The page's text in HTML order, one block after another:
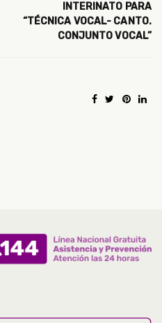
INTERINATO PARA
“TÉCNICA VOCAL- CANTO.
CONJUNTO VOCAL”